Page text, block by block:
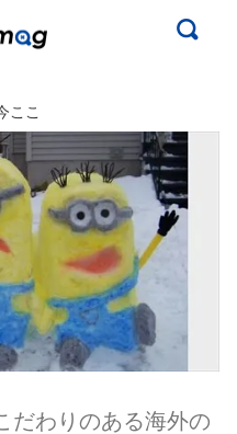
ここ
だわりのある海外の